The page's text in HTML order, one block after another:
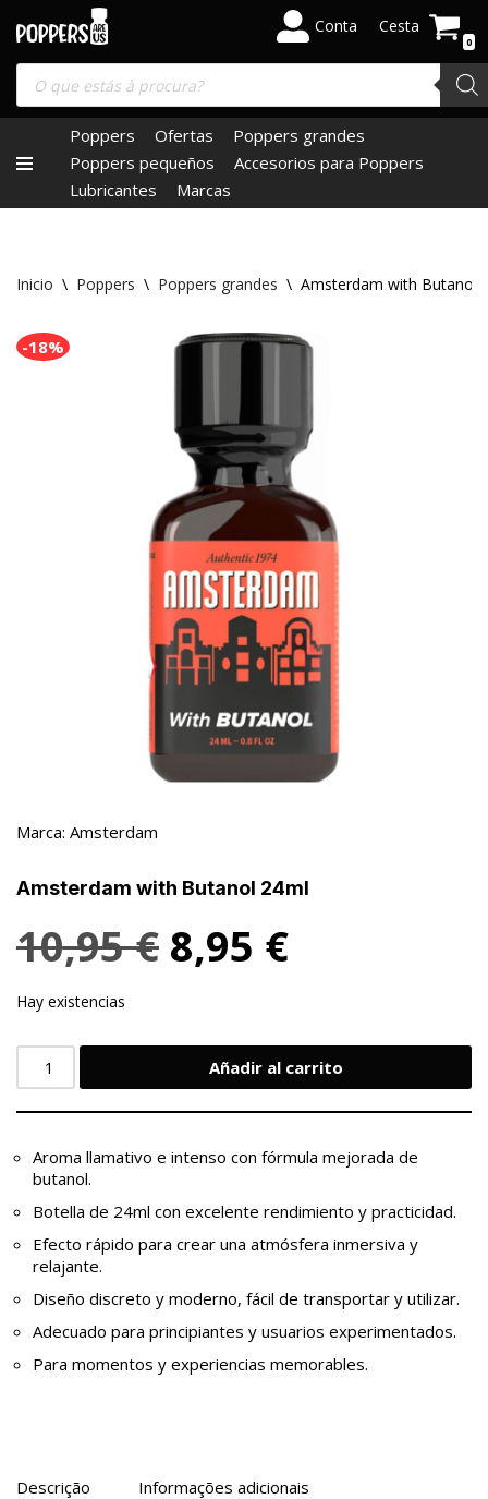
contenido
Conta Cesta
0
Poppers Ofertas
Poppers grandes
Poppers pequeños
Accesorios para Poppers
Lubricantes
Marcas
Inicio \ Poppers \ Poppers grandes \ Amsterdam with Butanol
-18%
Marca: Amsterdam
Amsterdam with Butanol 24ml
10,95€ 8,95 €
Hay existencias
Añadir al carrito
Aroma llamativo e intenso con fórmula mejorada de
butanol.
Botella de 24ml con excelente rendimiento y practicidad.
Efecto rápido para crear una atmósfera inmersiva y
relajante.
Diseño discreto y moderno, fácil de transportar y utilizar.
Adecuado para principiantes y usuarios experimentados.
Para momentos y experiencias memorables.
Descrição
Informações adicionais